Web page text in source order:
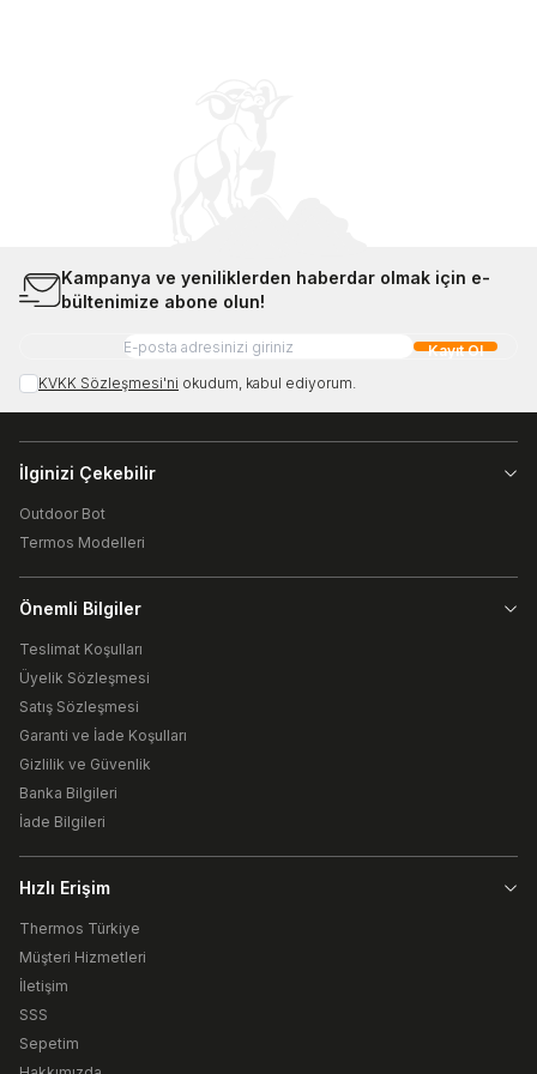
Kampanya ve yeniliklerden haberdar olmak için e-
bültenimize abone olun!
Kayıt Ol
KVKK Sözleşmesi'ni okudum, kabul ediyorum.
İlginizi Çekebilir
Outdoor Bot
Termos Modelleri
Önemli Bilgiler
Teslimat Koşulları
Üyelik Sözleşmesi
Satış Sözleşmesi
Garanti ve İade Koşulları
Gizlilik ve Güvenlik
Banka Bilgileri
İade Bilgileri
Hızlı Erişim
Thermos Türkiye
Müşteri Hizmetleri
İletişim
SSS
Sepetim